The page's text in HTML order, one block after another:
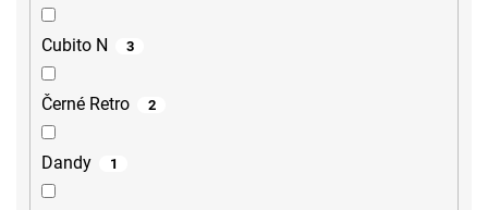
Cubito N 3
Černé Retro 2
Dandy 1